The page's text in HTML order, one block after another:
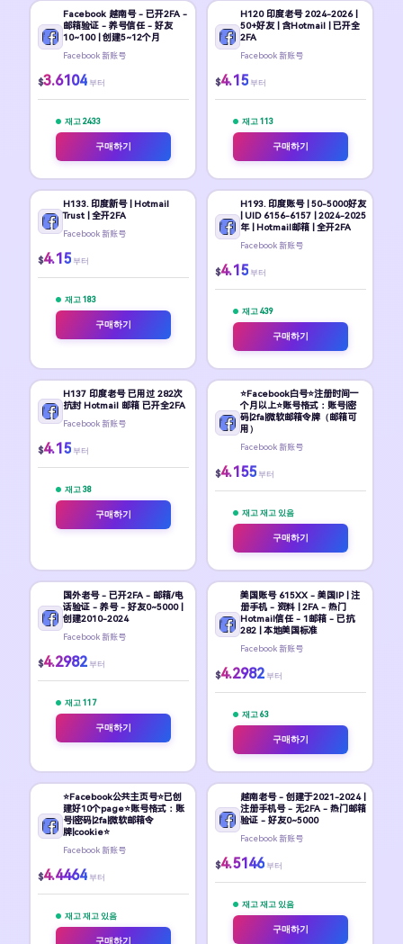
Facebook 越南号 - 已开2FA -
邮箱验证 - 养号信任 - 好友
10~100 | 创建5~12个月
Facebook 新账号
$3.6104 부터
재고 2433
구매하기
H120 印度老号 2024-2026 |
50+好友 | 含Hotmail | 已开全
2FA
Facebook 新账号
$4.15 부터
재고 113
구매하기
H133. 印度新号 | Hotmail
Trust | 全开2FA
Facebook 新账号
$4.15 부터
재고 183
구매하기
H193. 印度账号 | 50-5000好友
| UID 6156-6157 | 2024-2025
年 | Hotmail邮箱 | 全开2FA
Facebook 新账号
$4.15 부터
재고 439
구매하기
H137 印度老号 已用过 282次
抗封 Hotmail 邮箱 已开全2FA
Facebook 新账号
$4.15 부터
재고 38
구매하기
⭐Facebook白号⭐注册时间一
个月以上⭐账号格式：账号|密
码|2fa|微软邮箱令牌（邮箱可
用）
Facebook 新账号
$4.155 부터
재고 재고 있음
구매하기
国外老号 - 已开2FA - 邮箱/电
话验证 - 养号 - 好友0~5000 |
创建2010-2024
Facebook 新账号
$4.2982 부터
재고 117
구매하기
美国账号 615XX - 美国IP | 注
册手机 - 资料 | 2FA - 热门
Hotmail信任 - 1邮箱 - 已抗
282 | 本地美国标准
Facebook 新账号
$4.2982 부터
재고 63
구매하기
⭐Facebook公共主页号⭐已创
建好10个page⭐账号格式：账
号|密码|2fa|微软邮箱令
牌|cookie⭐
Facebook 新账号
$4.4464 부터
재고 재고 있음
구매하기
越南老号 - 创建于2021-2024 |
注册手机号 - 无2FA - 热门邮箱
验证 - 好友0~5000
Facebook 新账号
$4.5146 부터
재고 재고 있음
구매하기